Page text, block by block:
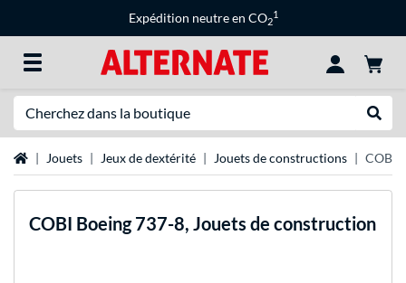
Expédition neutre en CO2
1
Page d'accueil
Jouets Jeux de dextérité Jouets de constructions COBI
COBI Boeing 737-8, Jouets de construction